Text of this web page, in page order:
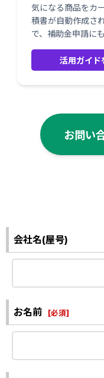
気になる商品をカ
積書が自動作成さ
で、補助金申請に
活用ガイド
お問い
会社名(屋号)
お名前 [必須]